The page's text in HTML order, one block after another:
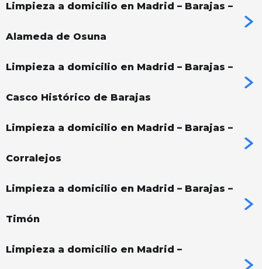
Limpieza a domicilio en Madrid – Barajas –
Alameda de Osuna
Limpieza a domicilio en Madrid – Barajas –
Casco Histórico de Barajas
Limpieza a domicilio en Madrid – Barajas –
Corralejos
Limpieza a domicilio en Madrid – Barajas –
Timón
Limpieza a domicilio en Madrid –